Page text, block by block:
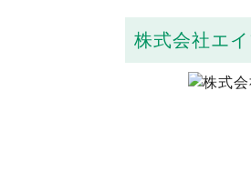
株式会社エ